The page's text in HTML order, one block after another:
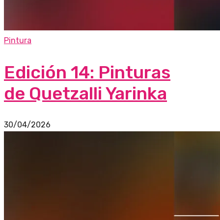
Pintura
Edición 14: Pinturas
de Quetzalli Yarinka
30/04/2026